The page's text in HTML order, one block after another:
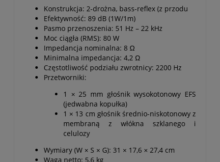
Konstrukcja: 2-drożna, bass-reflex (z przodu
Efektywność: 89 dB (1W/1m)
Pasmo przenoszenia: 51 Hz – 22 kHz
Moc ciągła (RMS): 80 W
Impedancja nominalna: 8 Ω
Minimalna impedancja: 4,2 Ω
Częstotliwość podziału zwrotnicy: 2200 Hz
Przetworniki:
1 × 25 mm głośnik wysokotonowy EFS
(jedwabna kopułka)
1 × 13 cm głośnik średnio-niskotonowy z
membraną z włókna szklanego i
celulozy
Wymiary (W × S × G): 31 × 17,6 × 27,4 cm
Waga netto: 5,6 kg